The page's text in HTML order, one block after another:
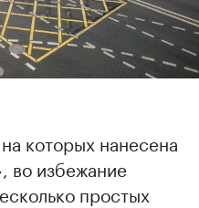
которых нанесена
во избежание
простых